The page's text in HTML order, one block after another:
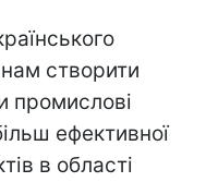
створити
промислові
ефективної
в області